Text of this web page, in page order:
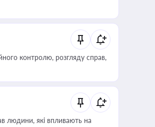
контролю, розгляду справ,
людини, які впливають на